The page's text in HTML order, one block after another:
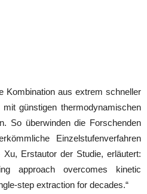
Kombination aus extrem schneller
günstigen thermodynamischen
So überwinden die Forschenden
Einzelstufenverfahren
Erstautor der Studie, erläutert:
approach overcomes kinetic
step extraction for decades.“